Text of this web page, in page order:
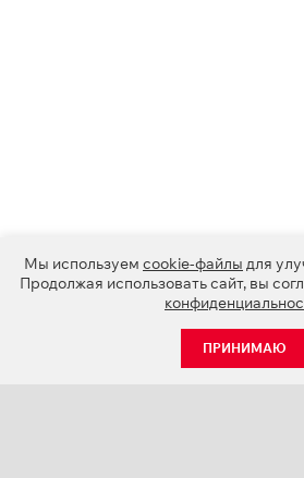
Мы используем cookie-файлы для
Продолжая использовать сайт, вы
ПРИНИМАЮ